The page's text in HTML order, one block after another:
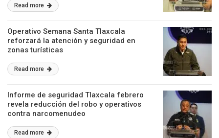
Read more
Operativo Semana Santa Tlaxcala
reforzará la atención y seguridad en
zonas turísticas
Read more
Informe de seguridad Tlaxcala febrero
revela reducción del robo y operativos
contra narcomenudeo
Read more